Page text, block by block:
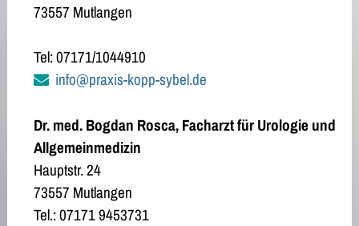
73557 Mutlangen
Tel: 07171/1044910
info@praxis-kopp-sybel.de
Dr. med. Bogdan Rosca, Facharzt für Urologie und
Allgemeinmedizin
Hauptstr. 24
73557 Mutlangen
Tel.: 07171 9453731